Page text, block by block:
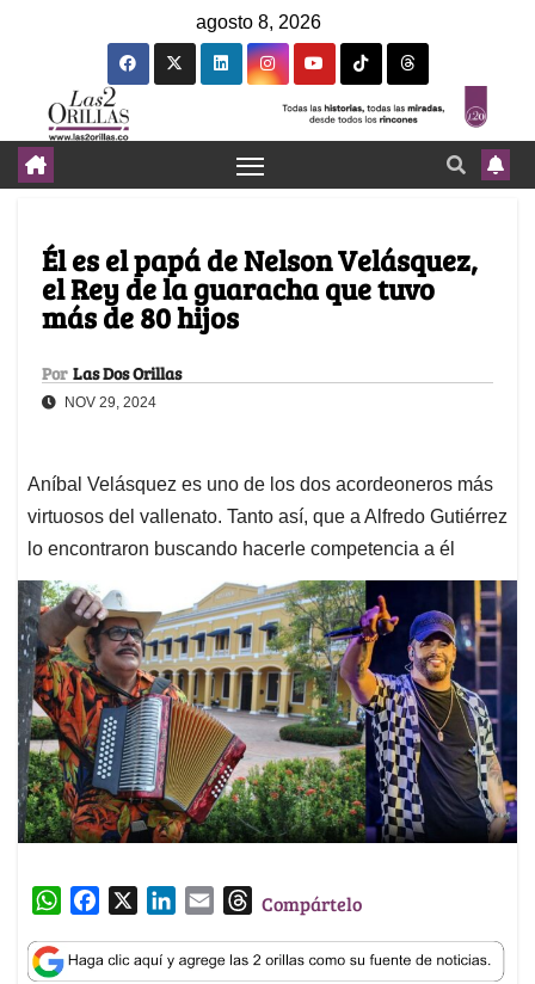
agosto 8, 2026
Él es el papá de Nelson Velásquez,
el Rey de la guaracha que tuvo
más de 80 hijos
Por Las Dos Orillas
NOV 29, 2024
Aníbal Velásquez es uno de los dos acordeoneros más
virtuosos del vallenato. Tanto así, que a Alfredo Gutiérrez
lo encontraron buscando hacerle competencia a él
W
a
c
n
a
T
r
Compártelo